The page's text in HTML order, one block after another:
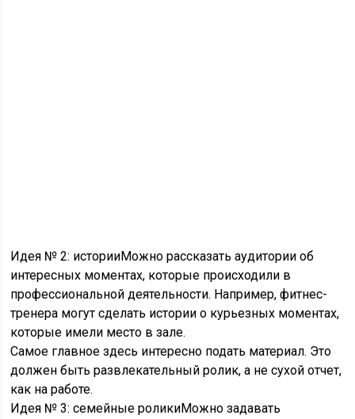
Идея № 2: историиМожно рассказать аудитории об
интересных моментах, которые происходили в
профессиональной деятельности. Например, фитнес-
тренера могут сделать истории о курьезных моментах,
которые имели место в зале.
Самое главное здесь интересно подать материал. Это
должен быть развлекательный ролик, а не сухой отчет,
как на работе.
Идея № 3: семейные роликиМожно задавать